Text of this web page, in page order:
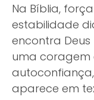
Na Bíblia,
estabilidade
encontra
uma coragem
aparece em